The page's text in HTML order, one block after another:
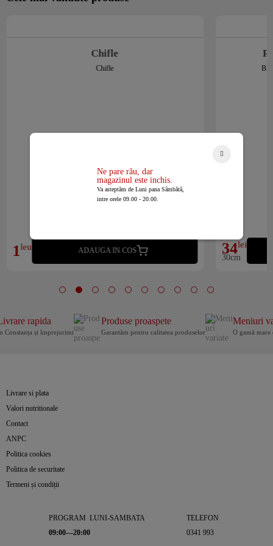
Chifle
Chifle
1leu ADAUGA IN COS 34lei
30cm
rapida
Constanța și împrejurimi
Produse proaspete
Garantăm pentru calitatea produselor
Meniuri
O gamă mare
Livrare si plata
Valori nutritionale
Contact
ANPC
Politica cookies
Politica de securitate
Termeni și condiții
TELEFON
0341 993
PROGRAM LUNI-SAMBATA
09:00—20:00
Ne pare rău, dar
magazinul este inchis.
Va asteptăm de Luni pana Sâmbătă,
intre orele 09.00 - 20.00.